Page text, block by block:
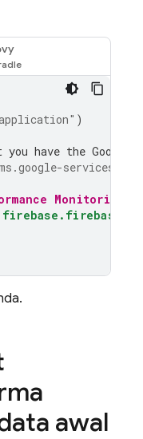
)
have the Google
services"
Monitoring
awal